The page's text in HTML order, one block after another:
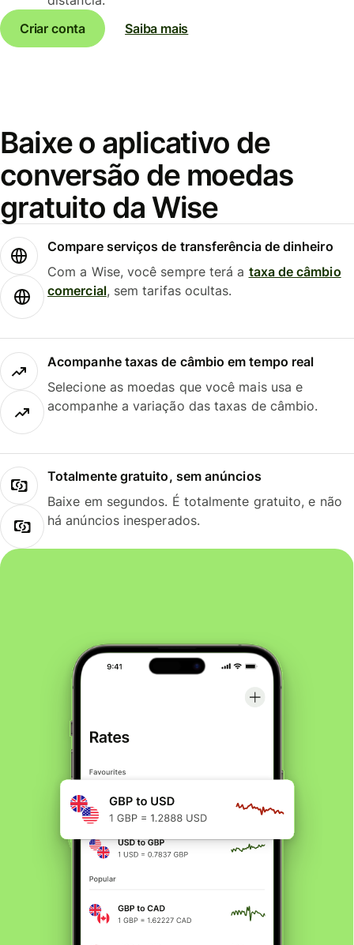
Criar conta
Saiba mais
Baixe o aplicativo de
conversão de moedas
gratuito da Wise
Compare serviços de transferência de dinheiro
Com a Wise, você sempre terá a taxa de câmbio
comercial, sem tarifas ocultas.
Acompanhe taxas de câmbio em tempo real
Selecione as moedas que você mais usa e
acompanhe a variação das taxas de câmbio.
Totalmente gratuito, sem anúncios
Baixe em segundos. É totalmente gratuito, e não
há anúncios inesperados.